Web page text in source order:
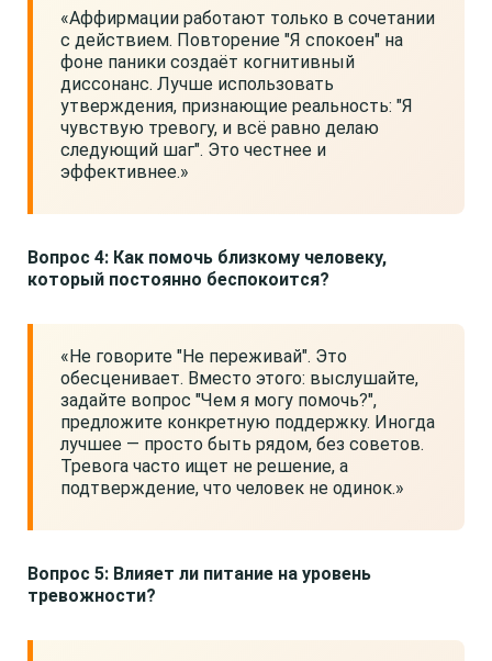
«Аффирмации работают только в сочетании
с действием. Повторение "Я спокоен" на
фоне паники создаёт когнитивный
диссонанс. Лучше использовать
утверждения, признающие реальность: "Я
чувствую тревогу, и всё равно делаю
следующий шаг". Это честнее и
эффективнее.»
Вопрос 4: Как помочь близкому человеку,
который постоянно беспокоится?
«Не говорите "Не переживай". Это
обесценивает. Вместо этого: выслушайте,
задайте вопрос "Чем я могу помочь?",
предложите конкретную поддержку. Иногда
лучшее — просто быть рядом, без советов.
Тревога часто ищет не решение, а
подтверждение, что человек не одинок.»
Вопрос 5: Влияет ли питание на уровень
тревожности?